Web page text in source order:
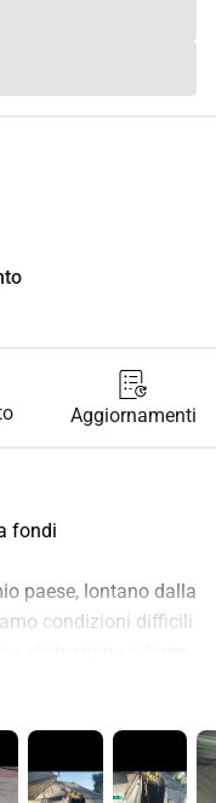
Aggiornamenti
fondi
paese, lontano dalla
condizioni difficili
giorno a causa
quartiere, ho perso